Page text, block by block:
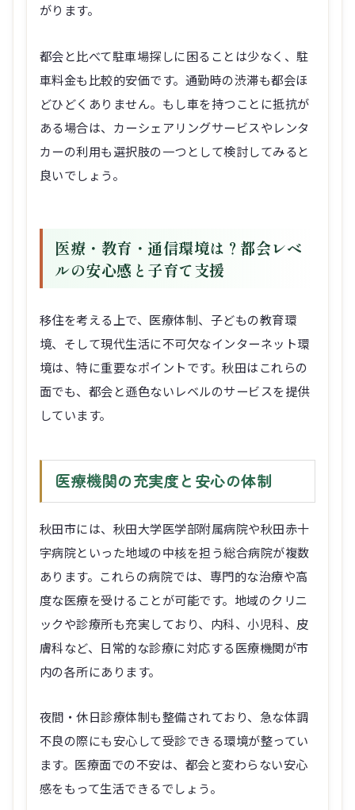
がります。
都会と比べて駐車場探しに困ることは少なく、駐
車料金も比較的安価です。通勤時の渋滞も都会ほ
どひどくありません。もし車を持つことに抵抗が
ある場合は、カーシェアリングサービスやレンタ
カーの利用も選択肢の一つとして検討してみると
良いでしょう。
医療・教育・通信環境は？都会レベ
ルの安心感と子育て支援
移住を考える上で、医療体制、子どもの教育環
境、そして現代生活に不可欠なインターネット環
境は、特に重要なポイントです。秋田はこれらの
面でも、都会と遜色ないレベルのサービスを提供
しています。
医療機関の充実度と安心の体制
秋田市には、秋田大学医学部附属病院や秋田赤十
字病院といった地域の中核を担う総合病院が複数
あります。これらの病院では、専門的な治療や高
度な医療を受けることが可能です。地域のクリニ
ックや診療所も充実しており、内科、小児科、皮
膚科など、日常的な診療に対応する医療機関が市
内の各所にあります。
夜間・休日診療体制も整備されており、急な体調
不良の際にも安心して受診できる環境が整ってい
ます。医療面での不安は、都会と変わらない安心
感をもって生活できるでしょう。